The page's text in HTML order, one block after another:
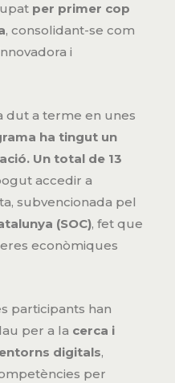
per primer cop
, consolidant-se com
i
dut a terme en unes
ha tingut un
Un total de 13
accedir a
subvencionada pel
(SOC), fet que
econòmiques
participants han
per a la cerca i
digitals,
per